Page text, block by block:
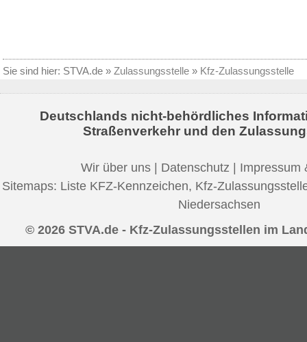
Sie sind hier: STVA.de » Zulassungsstelle » Kfz-Zulassungsstelle
Deutschlands nicht-behördliches
Straßenverkehr und den
Wir über uns Datenschutz
Impressum
Sitemaps: Liste KFZ-Kennzeichen, Kfz-
Niedersachsen
© 2026 STVA.de - Kfz-Zulassungsstellen im